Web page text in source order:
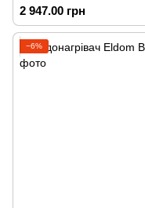
2 947.00 грн
−6%